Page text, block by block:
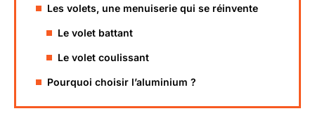
Les volets, une menuiserie qui se réinvente
Le volet battant
Le volet coulissant
Pourquoi choisir l’aluminium ?